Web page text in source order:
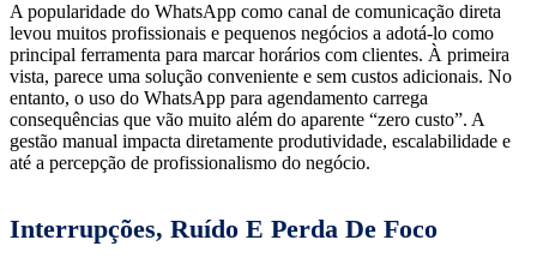
A popularidade do WhatsApp como canal de comunicação direta
levou muitos profissionais e pequenos negócios a adotá-lo como
principal ferramenta para marcar horários com clientes. À primeira
vista, parece uma solução conveniente e sem custos adicionais. No
entanto, o uso do WhatsApp para agendamento carrega
consequências que vão muito além do aparente “zero custo”. A
gestão manual impacta diretamente produtividade, escalabilidade e
até a percepção de profissionalismo do negócio.
Interrupções, Ruído E Perda De Foco